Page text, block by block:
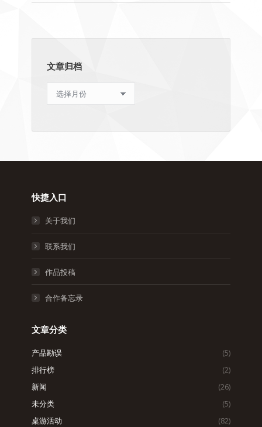
文章归档
章
档
快捷入口
关于我们
联系我们
作品投稿
合作备忘录
文章分类
产品勘误
(5)
排行榜
(2)
新闻
(26)
未分类
(5)
桌游活动
(82)